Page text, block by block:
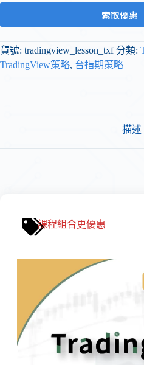
索取優惠
貨號: tradingview_lesson_txf 分類:
TradingView策略, 台指期策略
描述
課程組合更優惠